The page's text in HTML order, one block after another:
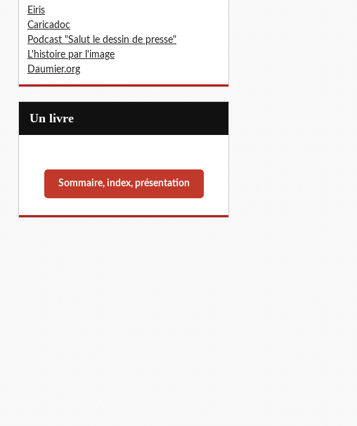
Eiris
Caricadoc
Podcast "Salut le dessin de presse"
L'histoire par l'image
Daumier.org
Un livre
Sommaire, index, présentation